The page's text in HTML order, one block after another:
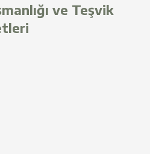
ve Teşvik